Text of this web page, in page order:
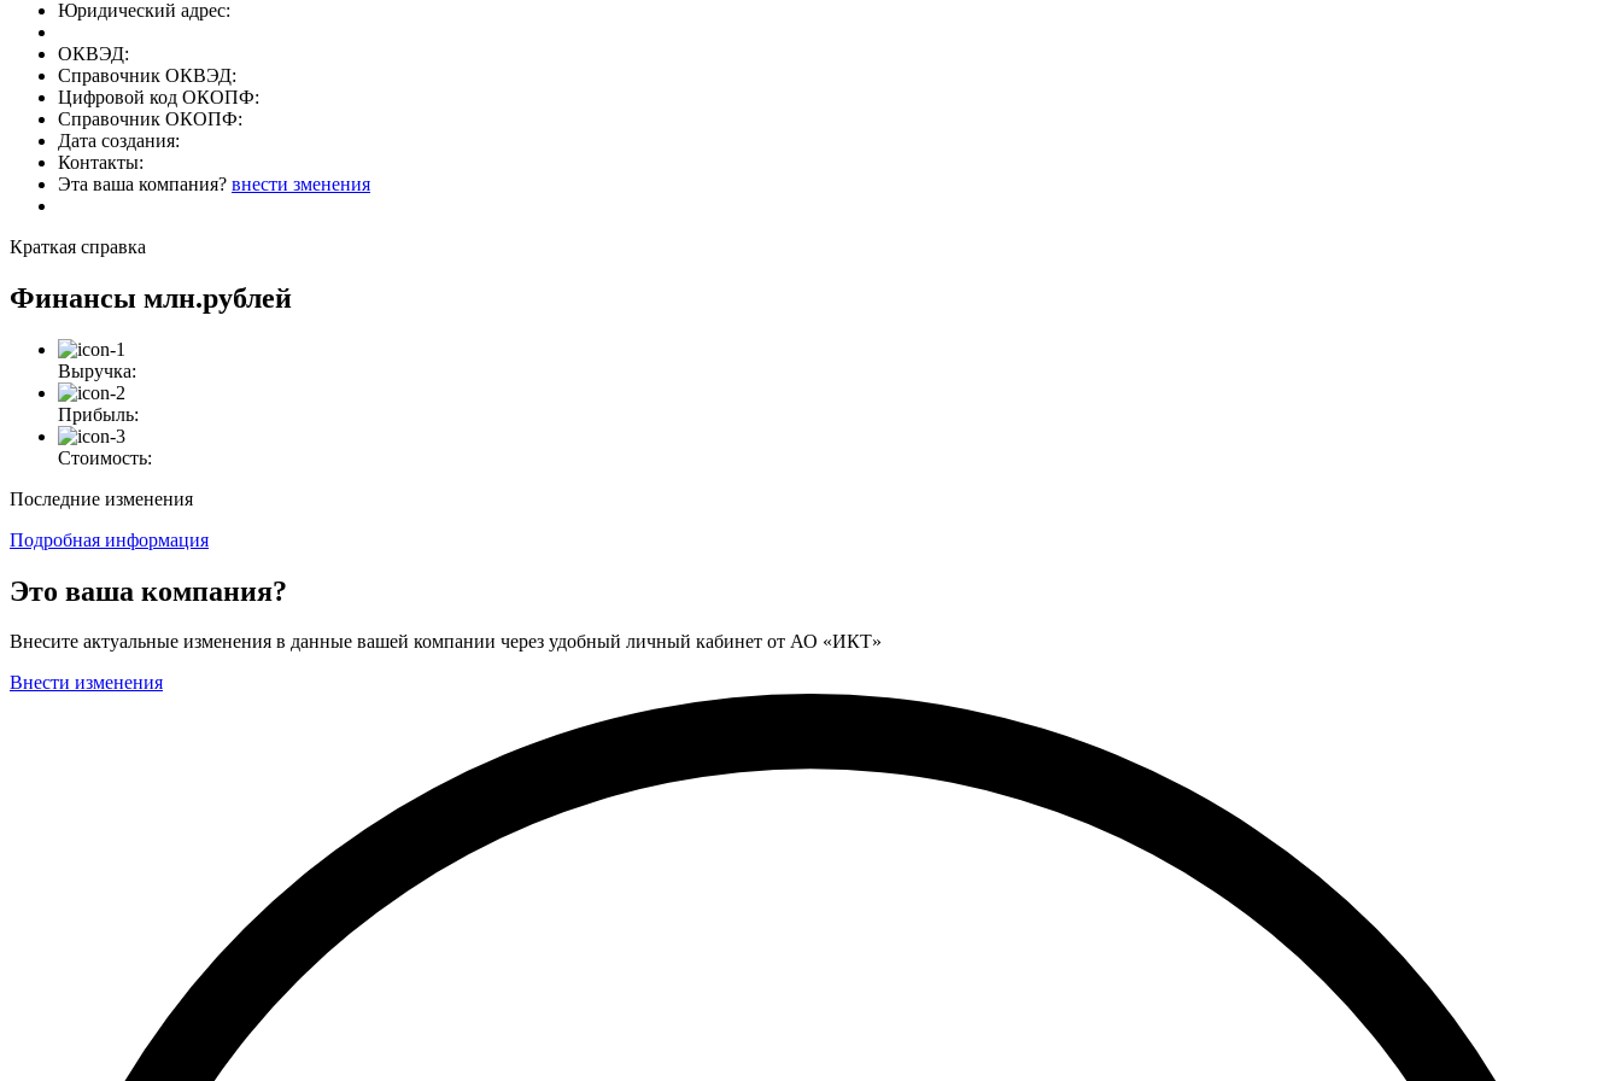
Юридический адрес:
ОКВЭД:
Справочник ОКВЭД:
Цифровой код ОКОПФ:
Справочник ОКОПФ:
Дата создания:
Контакты:
Эта ваша компания? внести зменения
Краткая справка
Финансы млн.рублей
Выручка:
Прибыль:
Стоимость:
Последние изменения
Подробная информация
Это ваша компания?
Внесите актуальные изменения в данные вашей компании через удобный личный кабинет от АО «ИКТ»
Внести изменения